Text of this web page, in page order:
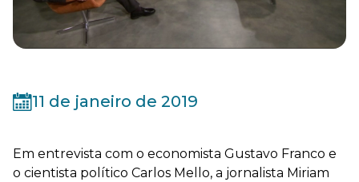
11 de janeiro de 2019
Em entrevista com o economista Gustavo Franco e
o cientista político Carlos Mello, a jornalista Miriam